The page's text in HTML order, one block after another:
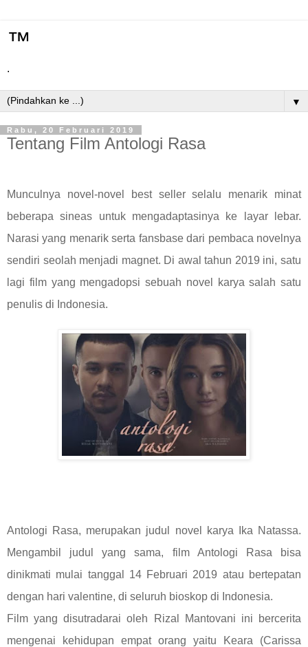
™
.
▼
Rabu, 20 Februari 2019
Tentang Film Antologi Rasa
Munculnya novel-novel best seller selalu menarik minat
beberapa sineas untuk mengadaptasinya ke layar lebar.
Narasi yang menarik serta fansbase dari pembaca novelnya
sendiri seolah menjadi magnet. Di awal tahun 2019 ini, satu
lagi film yang mengadopsi sebuah novel karya salah satu
penulis di Indonesia.
Antologi Rasa, merupakan judul novel karya Ika Natassa.
Mengambil judul yang sama, film Antologi Rasa bisa
dinikmati mulai tanggal 14 Februari 2019 atau bertepatan
dengan hari valentine, di seluruh bioskop di Indonesia.
Film yang disutradarai oleh Rizal Mantovani ini bercerita
mengenai kehidupan empat orang yaitu Keara (Carissa